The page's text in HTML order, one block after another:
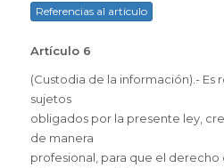
Referencias al artículo
Artículo 6
(Custodia de la información).- Es
sujetos
obligados por la presente ley,
de manera
profesional, para que el derecho